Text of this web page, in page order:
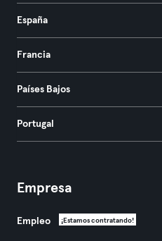
España
Francia
Países Bajos
Portugal
Empresa
Empleo ¡Estamos contratando!